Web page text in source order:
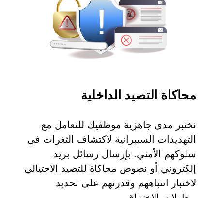
المعلومات
محاكاة التصيد الداخلية
نختبر مدى جاهزية موظفيك للتعامل مع
التهديدات السيبرانية لاكتشاف الثغرات في
سلوكهم الأمني. بإرسال رسائل بريد
إلكتروني أو نصوص محاكاة للتصيد الاحتيالي
لاختبار انتباههم وقدرتهم على تحديد